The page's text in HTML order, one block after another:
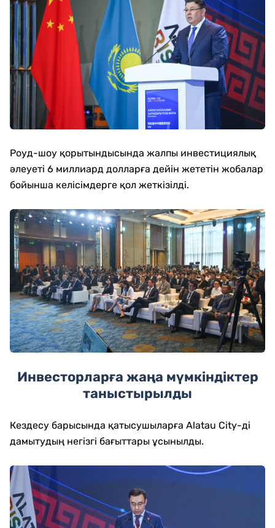
Роуд-шоу қорытындысында жалпы инвестициялық
әлеуеті 6 миллиард долларға дейін жететін жобалар
бойынша келісімдерге қол жеткізілді.
Инвесторларға жаңа мүмкіндіктер
таныстырылды
Кездесу барысында қатысушыларға Alatau City-ді
дамытудың негізгі бағыттары ұсынылды.